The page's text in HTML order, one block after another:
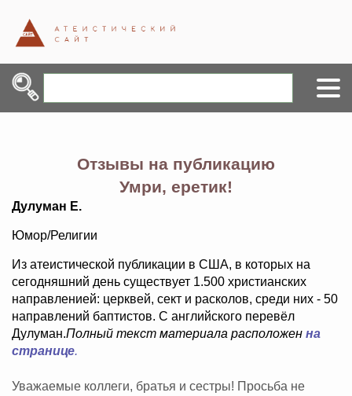
Отзывы на публикацию
Умри, еретик!
Дулуман Е.
Юмор/Религии
Из атеистической публикации в США, в которых на
сегодняшний день существует 1.500 христианских
направленией: церквей, сект и расколов, среди них - 50
направлений баптистов. С английского перевёл
Дулуман.Полный текст материала расположен на
странице.
Уважаемые коллеги, братья и сестры! Просьба не